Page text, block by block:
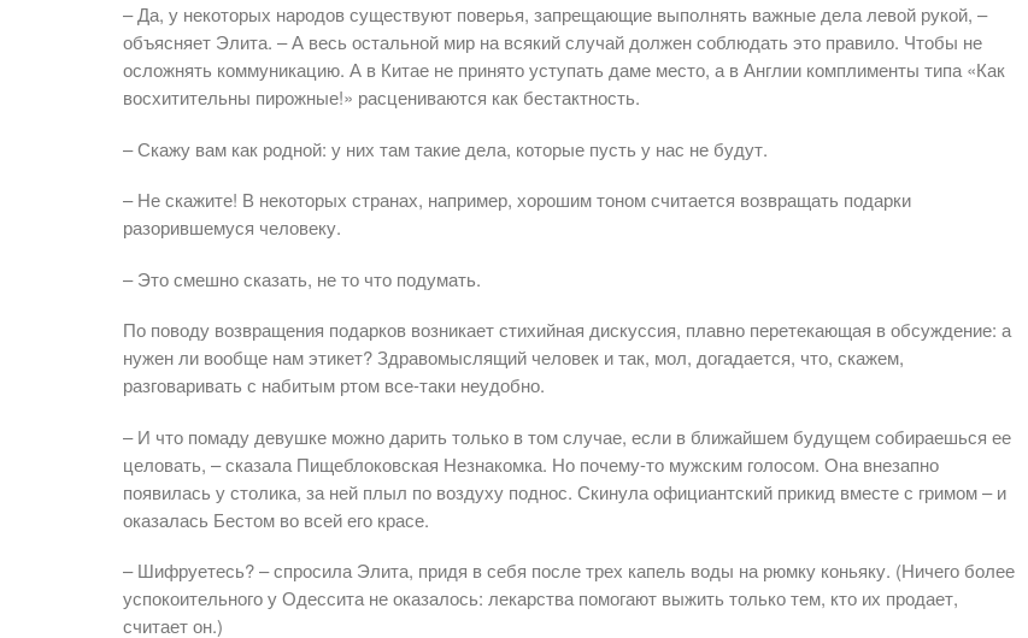
– Да, у некоторых народов существуют поверья, запрещающие выполнять важные дела левой рукой, –
объясняет Элита. – А весь остальной мир на всякий случай должен соблюдать это правило. Чтобы не
осложнять коммуникацию. А в Китае не принято уступать даме место, а в Англии комплименты типа «Как
восхитительны пирожные!» расцениваются как бестактность.
– Скажу вам как родной: у них там такие дела, которые пусть у нас не будут.
– Не скажите! В некоторых странах, например, хорошим тоном считается возвращать подарки
разорившемуся человеку.
– Это смешно сказать, не то что подумать.
По поводу возвращения подарков возникает стихийная дискуссия, плавно перетекающая в обсуждение: а
нужен ли вообще нам этикет? Здравомыслящий человек и так, мол, догадается, что, скажем,
разговаривать с набитым ртом все-таки неудобно.
– И что помаду девушке можно дарить только в том случае, если в ближайшем будущем собираешься ее
целовать, – сказала Пищеблоковская Незнакомка. Но почему-то мужским голосом. Она внезапно
появилась у столика, за ней плыл по воздуху поднос. Скинула официантский прикид вместе с гримом – и
оказалась Бестом во всей его красе.
– Шифруетесь? – спросила Элита, придя в себя после трех капель воды на рюмку коньяку. (Ничего более
успокоительного у Одессита не оказалось: лекарства помогают выжить только тем, кто их продает,
считает он.)